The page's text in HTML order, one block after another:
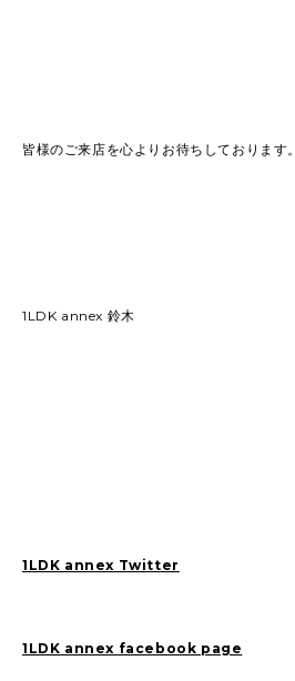
皆様のご来店を心よりお待ちしております。
1LDK annex 鈴木
1LDK annex Twitter
1LDK annex facebook page